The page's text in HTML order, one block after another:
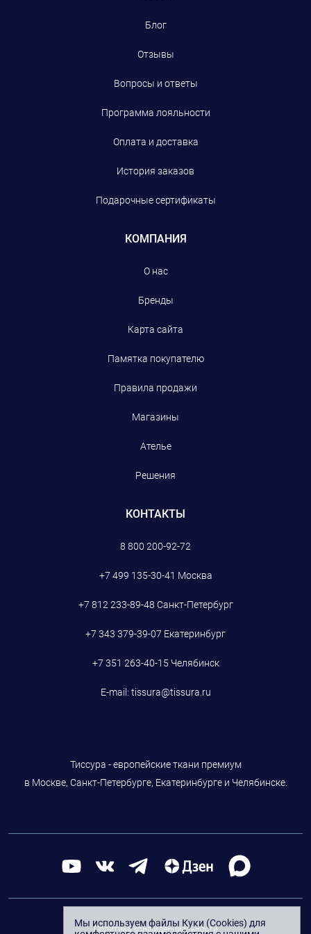
Блог
Отзывы
Вопросы и ответы
Программа лояльности
Оплата и доставка
История заказов
Подарочные сертификаты
КОМПАНИЯ
О нас
Бренды
Карта сайта
Памятка покупателю
Правила продажи
Магазины
Ателье
Решения
КОНТАКТЫ
8 800 200-92-72
+7 499 135-30-41 Москва
+7 812 233-89-48 Санкт-Петербург
+7 343 379-39-07 Екатеринбург
+7 351 263-40-15 Челябинск
E-mail: tissura@tissura.ru
Тиссура - европейские ткани премиум
в Москве, Санкт-Петербурге, Екатеринбурге и Челябинске.
Политика конфиденциальности
Мы используем файлы Куки (Cookies) для